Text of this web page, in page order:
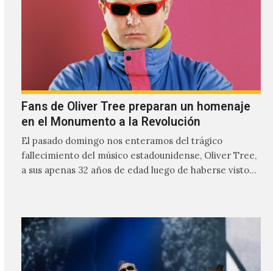
Fans de Oliver Tree preparan un homenaje
en el Monumento a la Revolución
El pasado domingo nos enteramos del trágico
fallecimiento del músico estadounidense, Oliver Tree,
a sus apenas 32 años de edad luego de haberse visto